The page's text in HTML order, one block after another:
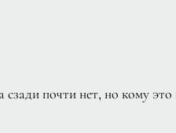
почти нет, но кому